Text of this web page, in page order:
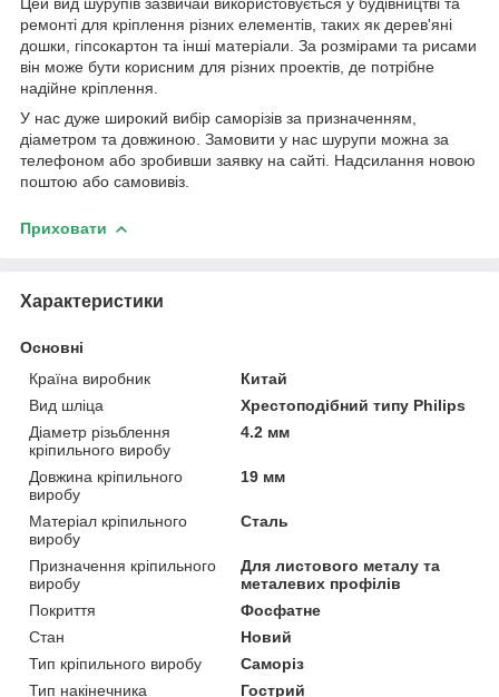
ремонті для кріплення різних елементів, таких як дерев'яні
дошки, гіпсокартон та інші матеріали. За розмірами та рисами
він може бути корисним для різних проектів, де потрібне
надійне кріплення.
У нас дуже широкий вибір саморізів за призначенням,
діаметром та довжиною. Замовити у нас шурупи можна за
телефоном або зробивши заявку на сайті. Надсилання новою
поштою або самовивіз.
Приховати
Характеристики
Основні
Країна виробник
Китай
Вид шліца
Хрестоподібний типу Philips
Діаметр різьблення
кріпильного виробу
4.2 мм
Довжина кріпильного
виробу
19 мм
Матеріал кріпильного
виробу
Сталь
Призначення кріпильного
виробу
Для листового металу та
металевих профілів
Покриття
Фосфатне
Стан
Новий
Тип кріпильного виробу
Саморіз
Тип накінечника
Гострий